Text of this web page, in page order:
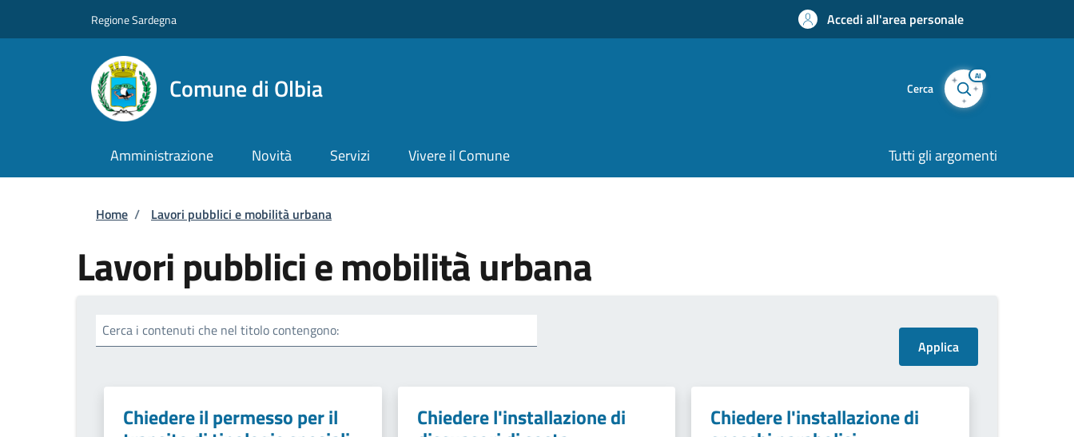
Regione Sardegna Accedi all'area personale
Comune di Olbia Cerca
AI
Amministrazione Novità Servizi Vivere il Comune Tutti gli argomenti
Briciole di pane
Home / Lavori pubblici e mobilità urbana
Lavori pubblici e mobilità urbana
Cerca i contenuti che nel titolo contengono:
Chiedere il permesso per il Chiedere l'installazione di Chiedere l'installazione di